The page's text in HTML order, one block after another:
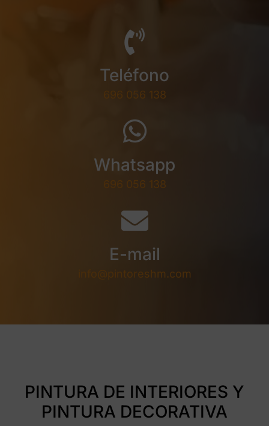
Teléfono
696 056 138
Whatsapp
696 056 138
E-mail
info@pintoreshm.com
PINTURA DE INTERIORES Y
PINTURA DECORATIVA